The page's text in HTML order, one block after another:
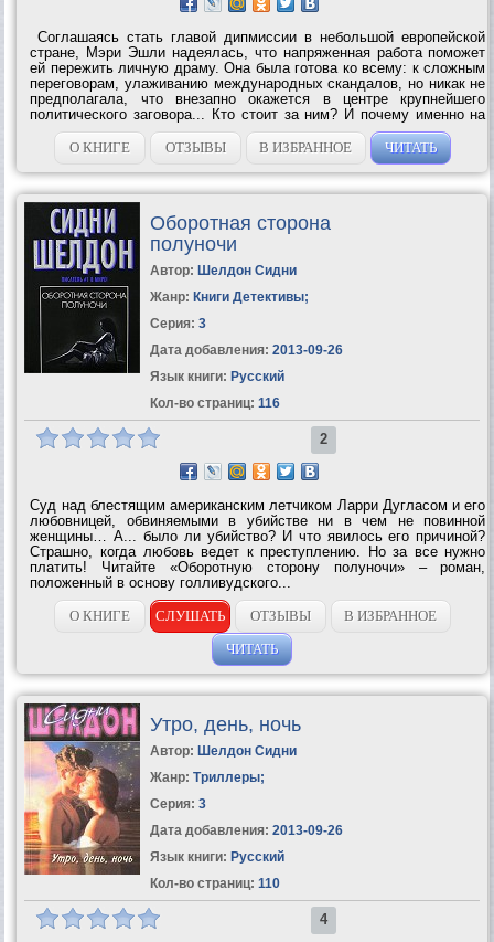
Соглашаясь стать главой дипмиссии в небольшой европейской
стране, Мэри Эшли надеялась, что напряженная работа поможет
ей пережить личную драму. Она была готова ко всему: к сложным
переговорам, улаживанию международных скандалов, но никак не
предполагала, что внезапно окажется в центре крупнейшего
политического заговора... Кто стоит за ним? И почему именно на
нее начал охоту один из самых известных международных
террористов? Она...
О КНИГЕ ОТЗЫВЫ В ИЗБРАННОЕ ЧИТАТЬ
Оборотная сторона
полуночи
Автор: Шелдон Сидни
Жанр: Книги Детективы;
Серия: 3
Дата добавления: 2013-09-26
Язык книги: Русский
Кол-во страниц: 116
2
Суд над блестящим американским летчиком Ларри Дугласом и его
любовницей, обвиняемыми в убийстве ни в чем не повинной
женщины… А... было ли убийство? И что явилось его причиной?
Страшно, когда любовь ведет к преступлению. Но за все нужно
платить! Читайте «Оборотную сторону полуночи» – роман,
положенный в основу голливудского...
О КНИГЕ
СЛУШАТЬ ОТЗЫВЫ
В ИЗБРАННОЕ
ЧИТАТЬ
Утро, день, ночь
Автор: Шелдон Сидни
Жанр: Триллеры;
Серия: 3
Дата добавления: 2013-09-26
Язык книги: Русский
Кол-во страниц: 110
4